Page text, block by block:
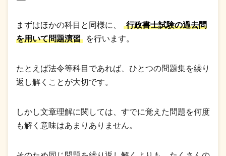
まずはほかの科目と同様に、
行政書士試験の過去問
を用いて問題演習
を行います。
たとえば法令等科目であれば、ひとつの問題集を繰り
返し解くことが大切です。
しかし文章理解に関しては、すでに覚えた問題を何度
も解く意味はあまりありません。